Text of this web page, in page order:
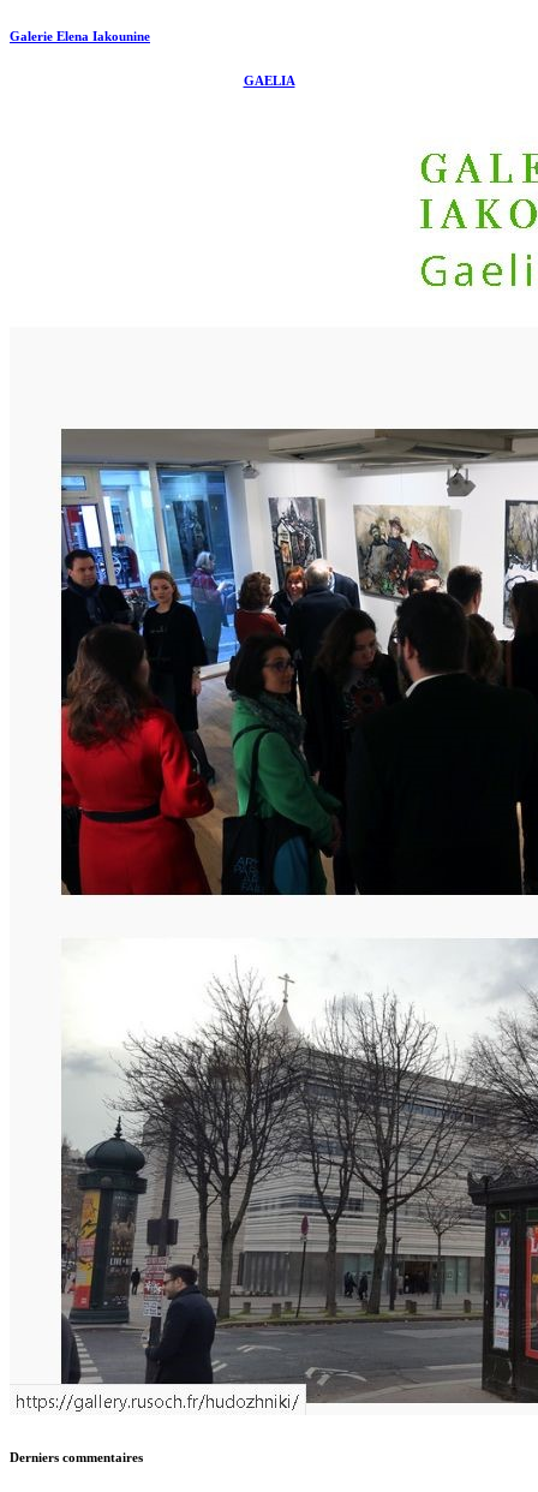
Galerie Elena Iakounine
GAELIA
Derniers commentaires